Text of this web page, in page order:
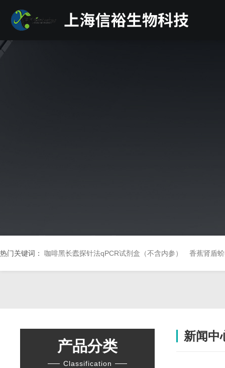
热门关键词： 咖啡黑长蠹探针法qPCR试剂盒（不含内参） 香蕉肾盾
产品分类
Classification
新闻中